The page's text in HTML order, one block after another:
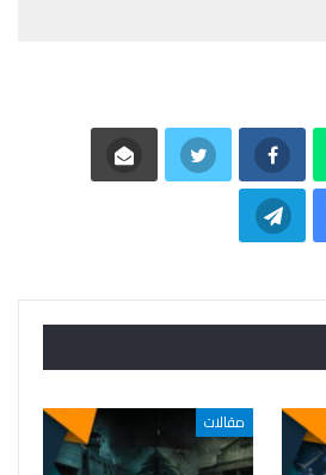
مقالات